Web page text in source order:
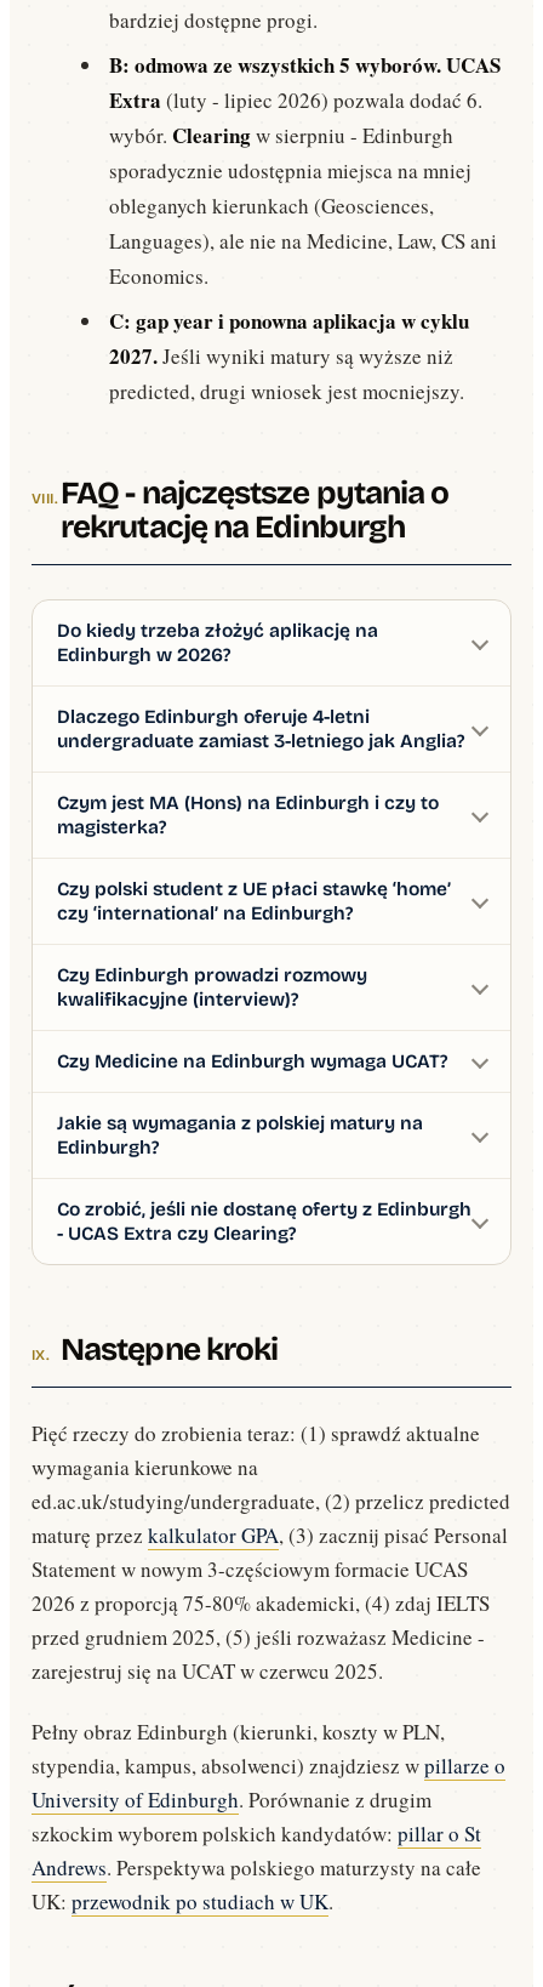
bardziej dostępne progi.
B: odmowa ze wszystkich 5 wyborów.UCAS
Extra (luty - lipiec 2026) pozwala dodać 6.
wybór. Clearingw sierpniu - Edinburgh
sporadycznie udostępnia miejsca na mniej
obleganych kierunkach (Geosciences,
Languages), ale nie na Medicine, Law, CS ani
Economics.
C: gap year i ponowna aplikacja w cyklu
2027.Jeśli wyniki matury są wyższe niż
predicted, drugi wniosek jest mocniejszy.
FAQ - najczęstsze pytania o
rekrutację na Edinburgh
Do kiedy trzeba złożyć aplikację na
Edinburgh w 2026?
Dlaczego Edinburgh oferuje 4-letni
undergraduate zamiast 3-letniego jak Anglia?
Czym jest MA (Hons) na Edinburgh i czy to
magisterka?
Czy polski student z UE płaci stawkę ‘home’
czy ‘international’ na Edinburgh?
Czy Edinburgh prowadzi rozmowy
kwalifikacyjne (interview)?
Czy Medicine na Edinburgh wymaga UCAT?
Jakie są wymagania z polskiej matury na
Edinburgh?
Co zrobić, jeśli nie dostanę oferty z Edinburgh
- UCAS Extra czy Clearing?
Następne kroki
Pięć rzeczy do zrobienia teraz: (1) sprawdź aktualne
wymagania kierunkowe na
ed.ac.uk/studying/undergraduate, (2) przelicz predicted
maturę przez kalkulator GPA, (3) zacznij pisać Personal
Statement w nowym 3-częściowym formacie UCAS
2026 z proporcją 75-80% akademicki, (4) zdaj IELTS
przed grudniem 2025, (5) jeśli rozważasz Medicine -
zarejestruj się na UCAT w czerwcu 2025.
Pełny obraz Edinburgh (kierunki, koszty w PLN,
stypendia, kampus, absolwenci) znajdziesz wpillarze o
University of Edinburgh. Porównanie z drugim
szkockim wyborem polskich kandydatów: pillar o St
Andrews. Perspektywa polskiego maturzysty na całe
UK: przewodnik po studiach w UK.